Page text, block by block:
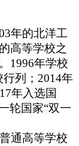
年的北洋工
高等学校之
1996年学校
行列；2014年
年入选国
轮国家“双一
通高等学校